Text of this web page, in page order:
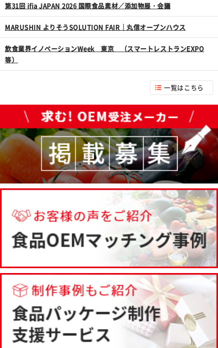
第31回 ifia JAPAN 2026 国際食品素材／添加物展・会議
MARUSHIN よりそうSOLUTION FAIR｜丸信オープンハウス
飲食業界イノベーションWeek 東京 （スマートレストランEXPO
等）
一覧はこちら